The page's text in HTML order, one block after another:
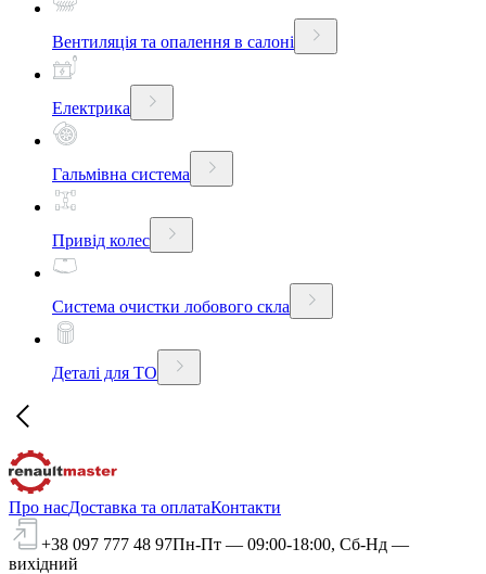
Вентиляція та опалення в салоні
Електрика
Гальмівна система
Привід колес
Система очистки лобового скла
Деталі для ТО
Про насДоставка та оплатаКонтакти
+38 097 777 48 97Пн-Пт — 09:00-18:00, Сб-Нд —
вихідний